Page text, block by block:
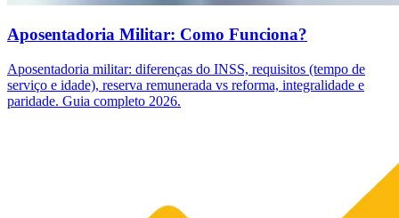
Aposentadoria Militar: Como Funciona?
Aposentadoria militar: diferenças do INSS, requisitos (tempo de
serviço e idade), reserva remunerada vs reforma, integralidade e
paridade. Guia completo 2026.